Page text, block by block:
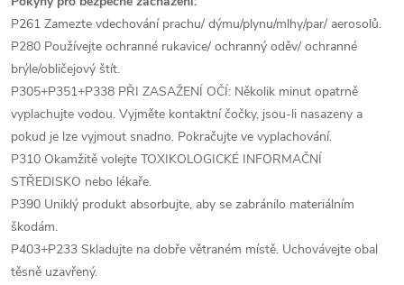
P261 Zamezte vdechování prachu/ dýmu/plynu/mlhy/par/ aerosolů.
P280 Používejte ochranné rukavice/ ochranný oděv/ ochranné
brýle/obličejový štít.
P305+P351+P338 PŘI ZASAŽENÍ OČÍ: Několik minut opatrně
vyplachujte vodou. Vyjměte kontaktní čočky, jsou-li nasazeny a
pokud je lze vyjmout snadno. Pokračujte ve vyplachování.
P310 Okamžitě volejte TOXIKOLOGICKÉ INFORMAČNÍ
STŘEDISKO nebo lékaře.
P390 Uniklý produkt absorbujte, aby se zabránilo materiálním
škodám.
P403+P233 Skladujte na dobře větraném místě. Uchovávejte obal
těsně uzavřený.